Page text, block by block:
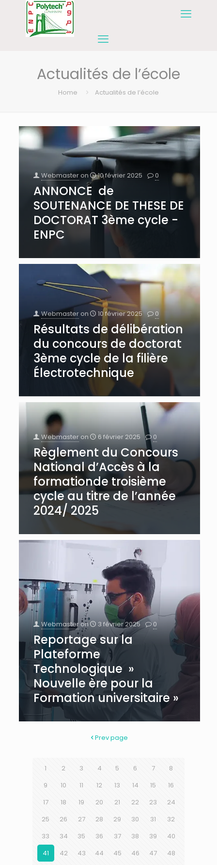
Actualités de l’école
Home Actualités de l’école
Webmasteron 10 février 2025 0
ANNONCE de
SOUTENANCE DE THESE DE
DOCTORAT 3ème cycle -
ENPC
Webmasteron 10 février 2025 0
Résultats de délibération
du concours de doctorat
3ème cycle de la filière
Électrotechnique
Webmaster on 6 février 2025 0
Règlement du Concours
National d’Accès à la
formationde troisième
cycle au titre de l’année
2024/ 2025
Webmaster on 3 février 2025 0
Reportage sur la
Plateforme
Technologique »
Nouvelle ère pour la
Formation universitaire »
Prev page
1 2 3 4 5 6 7
8
9
10 11 12 13 14 15
16
17
18 19 20 21 22 23
24
25
26 27 28 29 30 31
32
33
34 35 36 37 38 39
40
41
42 43 44 45 46 47
48